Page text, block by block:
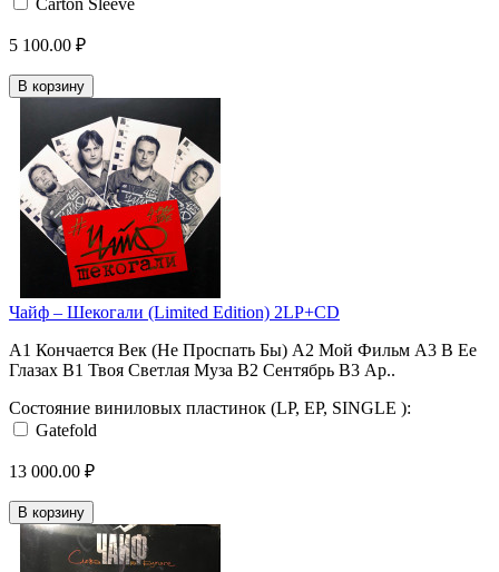
5 100.00 ₽
В корзину
Чайф ‎– Шекогали (Limited Edition) 2LP+CD
A1 Кончается Век (Не Проспать Бы) A2 Мой Фильм A3 В Ее
Глазах B1 Твоя Светлая Муза B2 Сентябрь B3 Ар..
Состояние виниловых пластинок (LP, EP, SINGLE ):
Gatefold
13 000.00 ₽
В корзину